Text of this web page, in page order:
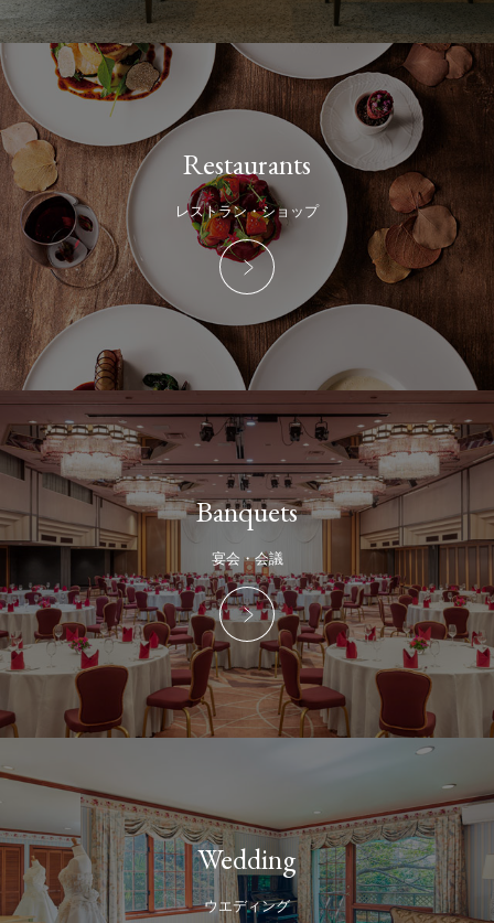
Restaurants
レストラン・ショップ
Banquets
宴会・会議
Wedding
ウエディング